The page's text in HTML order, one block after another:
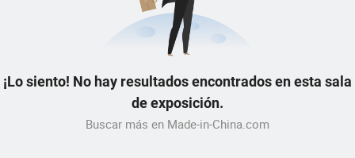
¡Lo siento! No hay resultados encontrados en esta sala
de exposición.
Buscar más en Made-in-China.com